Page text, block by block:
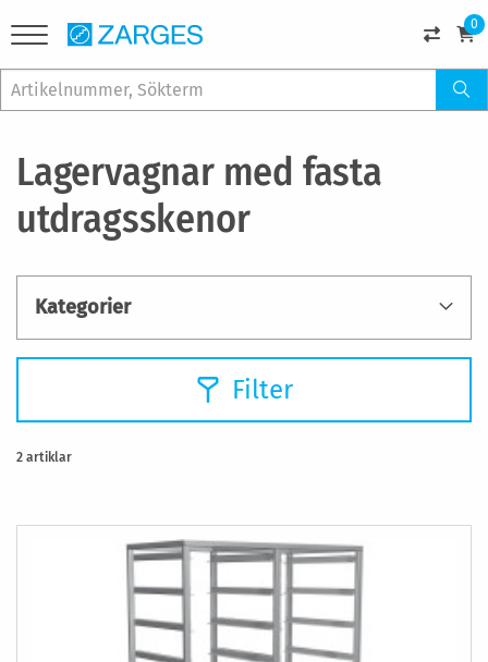
0
Lagervagnar med fasta
utdragsskenor
Filter
2 artiklar
Kategorier